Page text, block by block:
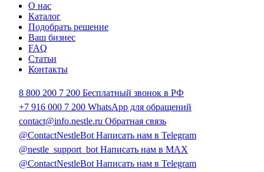
О нас
Каталог
Подобрать решение
Ваш бизнес
FAQ
Статьи
Контакты
8 800 200 7 200 Бесплатный звонок в РФ
+7 916 000 7 200 WhatsApp для обращений
contact@info.nestle.ru Обратная связь
@ContactNestleBot Написать нам в Telegram
@nestle_support_bot Написать нам в MAX
@ContactNestleBot Написать нам в Telegram